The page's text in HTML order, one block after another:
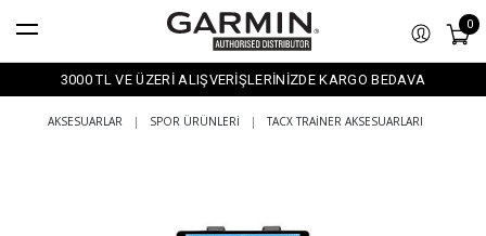
0
3000 TL VE ÜZERİ ALIŞVERİŞLERİNİZDE KARGO BEDAVA
AKSESUARLAR | SPOR ÜRÜNLERI | TACX TRAINER AKSESUARLARI